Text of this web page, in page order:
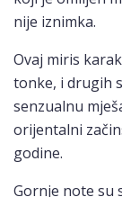
nije iznimka.
Ovaj miris
tonke, i drugih
senzualnu
orijentalni
godine.
Gornje note su